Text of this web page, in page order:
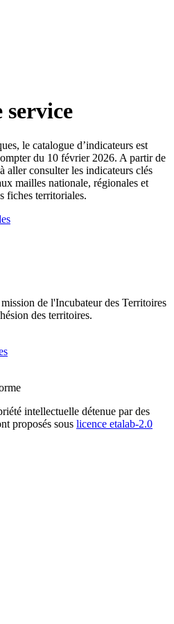
service
le catalogue d’indicateurs est
du 10 février 2026. A partir de
aller consulter les indicateurs clés
mailles nationale, régionales et
fiches territoriales.
de l'Incubateur des Territoires
des territoires.
intellectuelle détenue par des
proposés sous licence etalab-2.0